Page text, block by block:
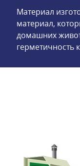
Материал
материал,
домашних
герметичность